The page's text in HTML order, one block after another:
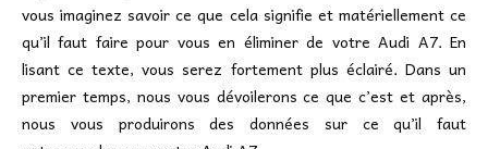
vous imaginez savoir ce que cela signifie et matériellement ce
qu’il faut faire pour vous en éliminer de votre Audi A7. En
lisant ce texte, vous serez fortement plus éclairé. Dans un
premier temps, nous vous dévoilerons ce que c’est et après,
nous vous produirons des données sur ce qu’il faut